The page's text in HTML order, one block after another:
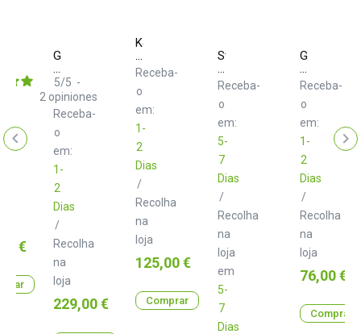
€
Gravity
MKS
01
B
Receba-
o
em:
1-
2
Dias
/
Recolha
na
loja
5/5 -
2 opiniones
Preço
229,00 €
K&M
Omega
Black
Receba-
o
em:
1-
2
Dias
/
Recolha
na
loja
Preço
125,00 €
Comprar
Studiologic
Compact
SE
Receba-
o
em:
5-
7
Dias
/
Recolha
na
loja
em
5-
7
Dias
Gravity
AKS
01
B
Receba-
o
em:
1-
2
Dias
/
Recolha
na
loja
Preço
76,00 €
Comprar